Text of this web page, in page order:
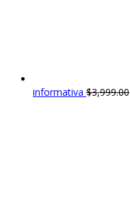
informativa $3,999.00